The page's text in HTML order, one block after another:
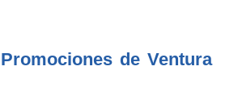
de Ventura